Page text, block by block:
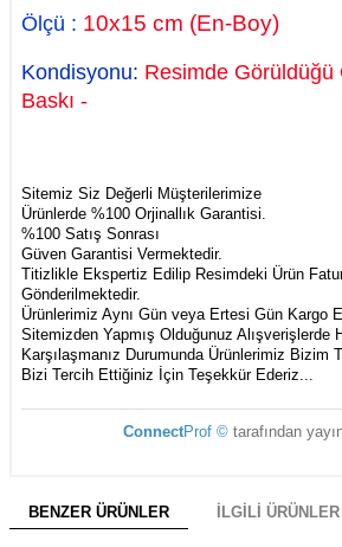
Ölçü : 10x15 cm (En-Boy)
Kondisyonu: Resimde Görüldüğü
Baskı -
Sitemiz Siz Değerli Müşterilerimize
Ürünlerde %100 Orjinallık Garantisi.
%100 Satış Sonrası
Güven Garantisi Vermektedir.
Titizlikle Ekspertiz Edilip Resimdeki Ürün
Gönderilmektedir.
Ürünlerimiz Aynı Gün veya Ertesi Gün Kargo
Sitemizden Yapmış Olduğunuz Alışverişlerde
Karşılaşmanız Durumunda Ürünlerimiz Bizim
Bizi Tercih Ettiğiniz İçin Teşekkür Ederiz...
ConnectProf ©tarafından
BENZER ÜRÜNLER İLGILI ÜRÜNLER